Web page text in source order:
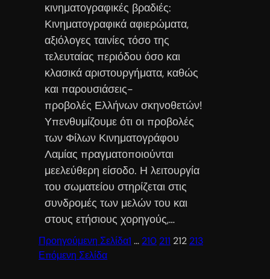
κινηματογραφικές βραδιές:
Κινηματογραφικά αφιερώματα,
αξιόλογες ταινίες τόσο της
τελευταίας περιόδου όσο και
κλασικά αριστουργήματα, καθώς
και παρουσιάσεις-
προβολές Ελλήνων σκηνοθετών!
Υπενθυμίζουμε ότι οι προβολές
των Φίλων Κινηματογράφου
Λαμίας πραγματοποιούνται
μεελεύθερη είσοδο. Η λειτουργία
του σωματείου στηρίζεται στις
συνδρομές των μελών του και
στους ετήσιους χορηγούς,…
Προηγούμενη Σελίδα1 … 210 211 212 213
Επόμενη Σελίδα